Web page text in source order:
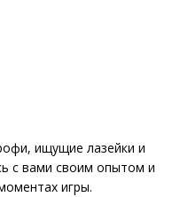
ищущие лазейки и
с вами своим опытом и
игры.